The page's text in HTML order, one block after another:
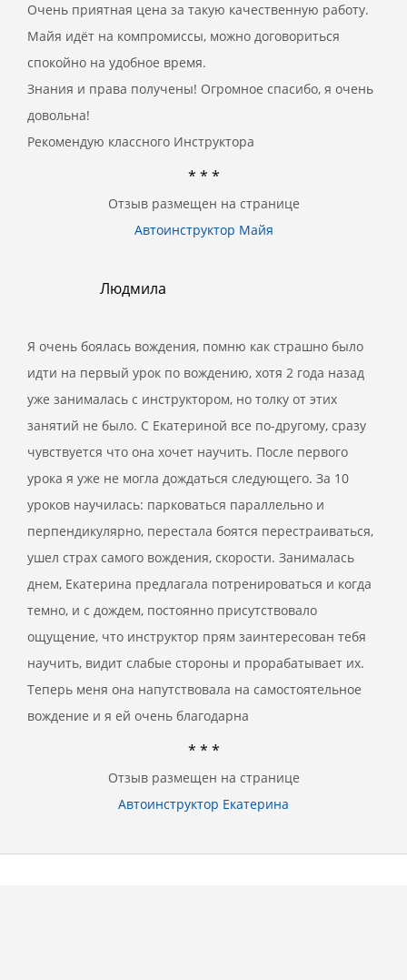
Очень приятная цена за такую качественную работу.
Майя идёт на компромиссы, можно договориться
спокойно на удобное время.
Знания и права получены! Огромное спасибо, я очень
довольна!
Рекомендую классного Инструктора
* * *
Отзыв размещен на странице
Автоинструктор Майя
Людмила
Я очень боялась вождения, помню как страшно было
идти на первый урок по вождению, хотя 2 года назад
уже занималась с инструктором, но толку от этих
занятий не было. С Екатериной все по-другому, сразу
чувствуется что она хочет научить. После первого
урока я уже не могла дождаться следующего. За 10
уроков научилась: парковаться параллельно и
перпендикулярно, перестала боятся перестраиваться,
ушел страх самого вождения, скорости. Занималась
днем, Екатерина предлагала потренироваться и когда
темно, и с дождем, постоянно присутствовало
ощущение, что инструктор прям заинтересован тебя
научить, видит слабые стороны и прорабатывает их.
Теперь меня она напутствовала на самостоятельное
вождение и я ей очень благодарна
* * *
Отзыв размещен на странице
Автоинструктор Екатерина